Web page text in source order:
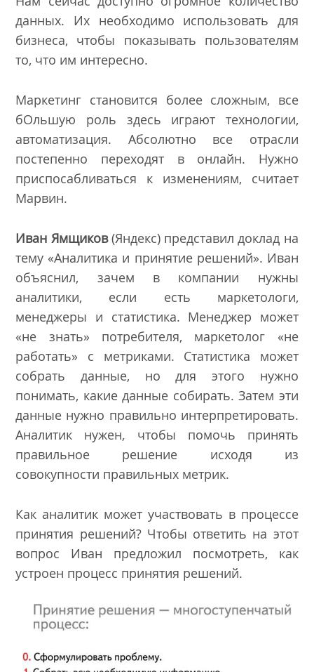
данных. Их необходимо использовать для
бизнеса, чтобы показывать пользователям
то, что им интересно.
Маркетинг становится более сложным, все
бОльшую роль здесь играют технологии,
автоматизация. Абсолютно все отрасли
постепенно переходят в онлайн. Нужно
приспосабливаться к изменениям, считает
Марвин.
Иван Ямщиков(Яндекс) представил доклад на
тему «Аналитика и принятие решений». Иван
объяснил, зачем в компании нужны
аналитики, если есть маркетологи,
менеджеры и статистика. Менеджер может
«не знать» потребителя, маркетолог «не
работать» с метриками. Статистика может
собрать данные, но для этого нужно
понимать, какие данные собирать. Затем эти
данные нужно правильно интерпретировать.
Аналитик нужен, чтобы помочь принять
правильное решение исходя из
совокупности правильных метрик.
Как аналитик может участвовать в процессе
принятия решений? Чтобы ответить на этот
вопрос Иван предложил посмотреть, как
устроен процесс принятия решений.